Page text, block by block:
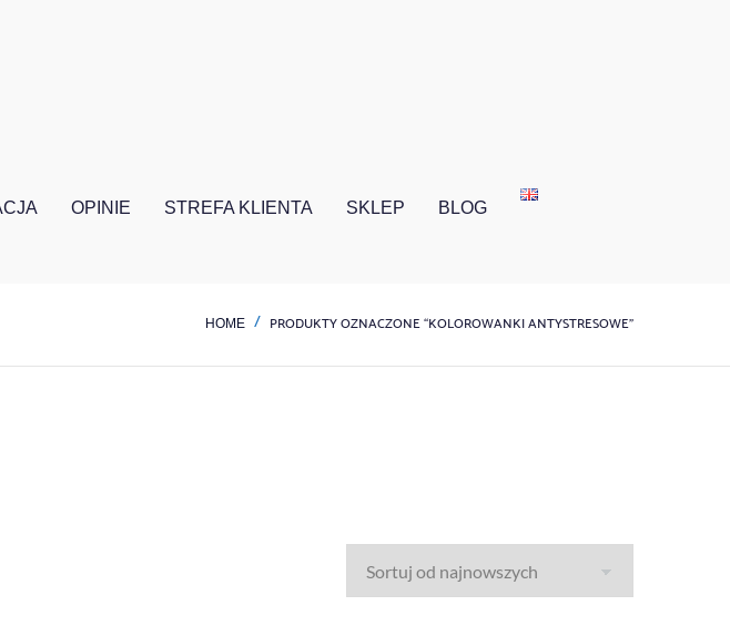
OPINIE STREFA KLIENTA SKLEP BLOG
HOME PRODUKTY OZNACZONE “KOLOROWANKI ANTYSTRESOWE”